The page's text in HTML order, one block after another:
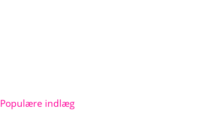
Populære indlæg